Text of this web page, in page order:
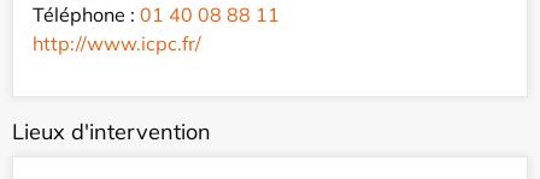
Téléphone : 01 40 08 88 11
http://www.icpc.fr/
Lieux d'intervention